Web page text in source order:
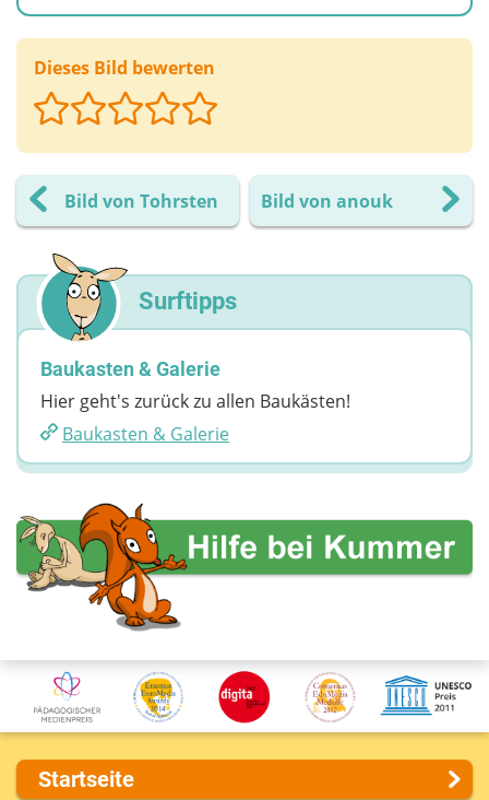
Dieses Bild bewerten
Bild von Tohrsten Bild von anouk
Surftipps
Baukasten & Galerie
Hier geht's zurück zu allen Baukästen!
Baukasten & Galerie
Startseite